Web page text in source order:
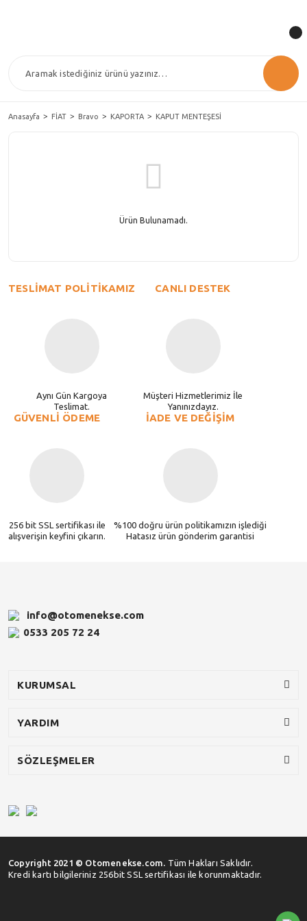
Anasayfa FİAT Bravo KAPORTA KAPUT MENTEŞESİ
Ürün Bulunamadı.
TESLİMAT POLİTİKAMIZ
Aynı Gün Kargoya
Teslimat.
CANLI DESTEK
Müşteri Hizmetlerimiz İle
Yanınızdayız.
GÜVENLİ ÖDEME
256 bit SSL sertifikası ile
alışverişin keyfini çıkarın.
İADE VE DEĞİŞİM
%100 doğru ürün politikamızın işlediği
Hatasız ürün gönderim garantisi
info@otomenekse.com
0533 205 72 24
KURUMSAL
YARDIM
SÖZLEŞMELER
Copyright 2021 © Otomenekse.com. Tüm Hakları Saklıdır.
Kredi kartı bilgileriniz 256bit SSL sertifikası ile korunmaktadır.